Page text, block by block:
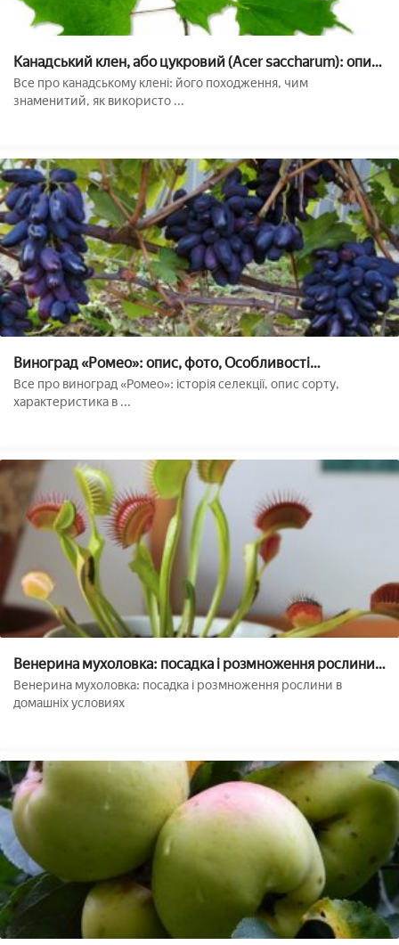
Канадський клен, або цукровий (Acer saccharum): опис,
природне значення і застосування, посадка і догляд,
фото
Все про канадському клені: його походження, чим
знаменитий, як використо ...
Виноград «Ромео»: опис, фото, Особливості
вирощування сорту
Все про виноград «Ромео»: історія селекції, опис сорту,
характеристика в ...
Венерина мухоловка: посадка і розмноження рослини в
домашніх умовах
Венерина мухоловка: посадка і розмноження рослини в
домашніх условиях